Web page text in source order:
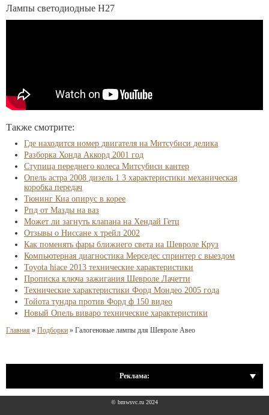
Лампы светодиодные H27
Также смотрите:
Где находится номер двигателя на Митсубиси делика
Разборка Хонда Аккорд 2001 год
Ступица переднего колеса Митсубиси кантер
Опель астра 2008 дизель 1 3 характеристики механическая
коробка передач
Тюнинг Киа опирус в корее
Рпд от Мазды на ваз
Может ли загнуть клапана на Хендай Гетц
Отзывы о Ниссане х трейл 2002
Как поменять фары ближнего света на Шевроле Круз
Компьютерная диагностика Мерседес спринтер с выездом
Toyota hiace 2013 технические характеристики
Прописка ключа зажигания Шевроле Лачетти
Технические характеристики Форд Мондео 2005 года
Тойота тундра против Форд ф 150 видео
Новый Опель виваро технические характеристики
Главная » Подборки » Галогеновые лампы для Шевроле Авео
Реклама:
© bmwsvc.ru 2024